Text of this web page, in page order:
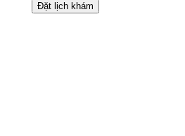
Đặt lịch khám